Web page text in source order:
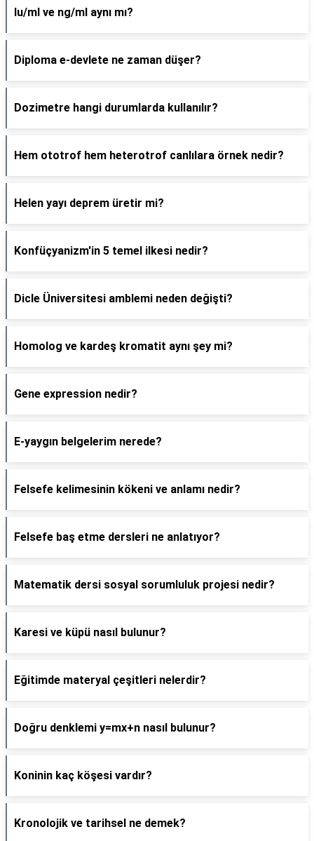
Iu/ml ve ng/ml aynı mı?
Diploma e-devlete ne zaman düşer?
Dozimetre hangi durumlarda kullanılır?
Hem ototrof hem heterotrof canlılara örnek nedir?
Helen yayı deprem üretir mi?
Konfüçyanizm'in 5 temel ilkesi nedir?
Dicle Üniversitesi amblemi neden değişti?
Homolog ve kardeş kromatit aynı şey mi?
Gene expression nedir?
E-yaygın belgelerim nerede?
Felsefe kelimesinin kökeni ve anlamı nedir?
Felsefe baş etme dersleri ne anlatıyor?
Matematik dersi sosyal sorumluluk projesi nedir?
Karesi ve küpü nasıl bulunur?
Eğitimde materyal çeşitleri nelerdir?
Doğru denklemi y=mx+n nasıl bulunur?
Koninin kaç köşesi vardır?
Kronolojik ve tarihsel ne demek?